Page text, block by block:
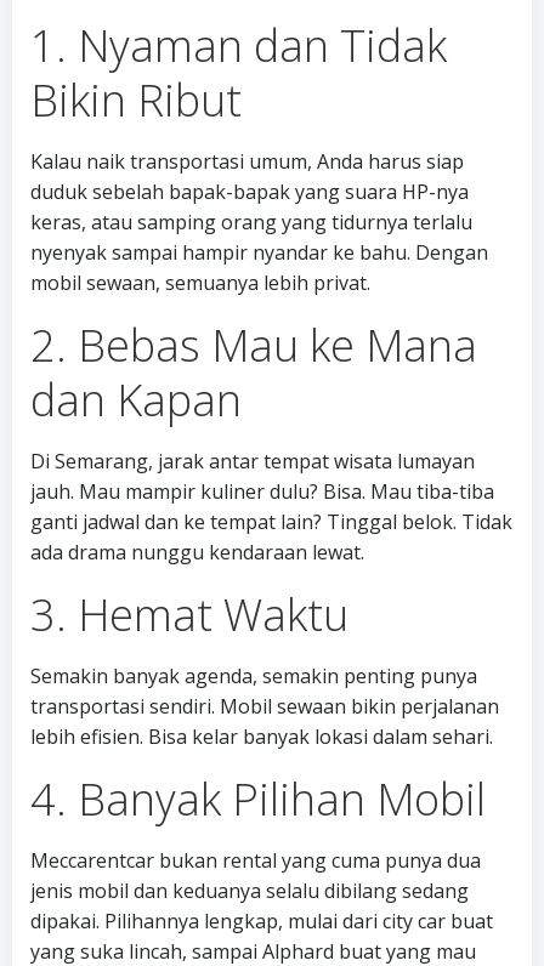
1. Nyaman dan Tidak
Bikin Ribut
Kalau naik transportasi umum, Anda harus siap
duduk sebelah bapak-bapak yang suara HP-nya
keras, atau samping orang yang tidurnya terlalu
nyenyak sampai hampir nyandar ke bahu. Dengan
mobil sewaan, semuanya lebih privat.
2. Bebas Mau ke Mana
dan Kapan
Di Semarang, jarak antar tempat wisata lumayan
jauh. Mau mampir kuliner dulu? Bisa. Mau tiba-tiba
ganti jadwal dan ke tempat lain? Tinggal belok. Tidak
ada drama nunggu kendaraan lewat.
3. Hemat Waktu
Semakin banyak agenda, semakin penting punya
transportasi sendiri. Mobil sewaan bikin perjalanan
lebih efisien. Bisa kelar banyak lokasi dalam sehari.
4. Banyak Pilihan Mobil
Meccarentcar bukan rental yang cuma punya dua
jenis mobil dan keduanya selalu dibilang sedang
dipakai. Pilihannya lengkap, mulai dari city car buat
yang suka lincah, sampai Alphard buat yang mau